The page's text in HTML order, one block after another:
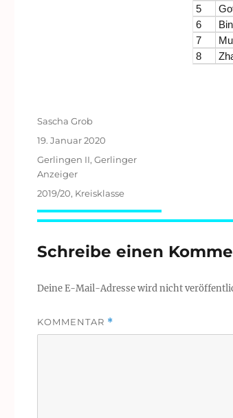
5
6
7
8
Autor
Sascha Grob
Veröffentlicht
am
19. Januar 2020
Kategorien
Gerlingen II, Gerlinger
Anzeiger
Schlagwörter
2019/20, Kreisklasse
Schreibe einen
Deine E-Mail-Adresse wird nicht
KOMMENTAR *